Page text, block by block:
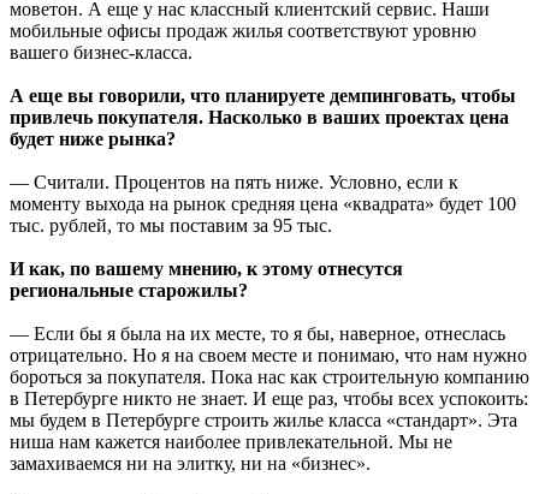
моветон. А еще у нас классный клиентский сервис. Наши
мобильные офисы продаж жилья соответствуют уровню
вашего бизнес-класса.
А еще вы говорили, что планируете демпинговать, чтобы
привлечь покупателя. Насколько в ваших проектах цена
будет ниже рынка?
— Считали. Процентов на пять ниже. Условно, если к
моменту выхода на рынок средняя цена «квадрата» будет 100
тыс. рублей, то мы поставим за 95 тыс.
И как, по вашему мнению, к этому отнесутся
региональные старожилы?
— Если бы я была на их месте, то я бы, наверное, отнеслась
отрицательно. Но я на своем месте и понимаю, что нам нужно
бороться за покупателя. Пока нас как строительную компанию
в Петербурге никто не знает. И еще раз, чтобы всех успокоить:
мы будем в Петербурге строить жилье класса «стандарт». Эта
ниша нам кажется наиболее привлекательной. Мы не
замахиваемся ни на элитку, ни на «бизнес».